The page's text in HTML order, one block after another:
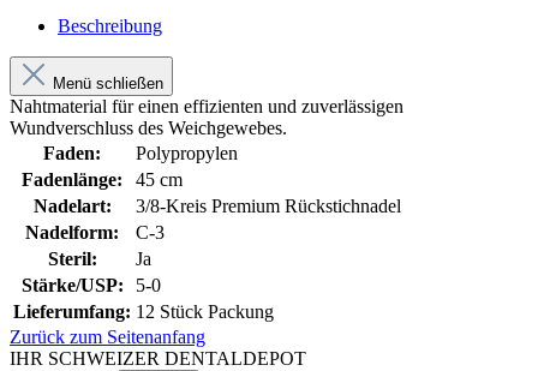
Beschreibung
Menü schließen
Nahtmaterial für einen effizienten und zuverlässigen
Wundverschluss des Weichgewebes.
Faden:
Polypropylen
Fadenlänge:
45 cm
Nadelart:
3/8-Kreis Premium Rückstichnadel
Nadelform:
C-3
Steril:
Ja
Stärke/USP:
5-0
Lieferumfang: 12 Stück Packung
Zurück zum Seitenanfang
IHR SCHWEIZER DENTALDEPOT